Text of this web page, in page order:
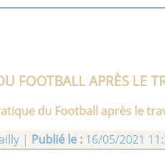
SUR L'ÎLE
la suite de Mon île sans
Daniel Bailly et René Ed
FOOTBALL APRÈS LE
du Football après le
| Publié le : 16/05/2021